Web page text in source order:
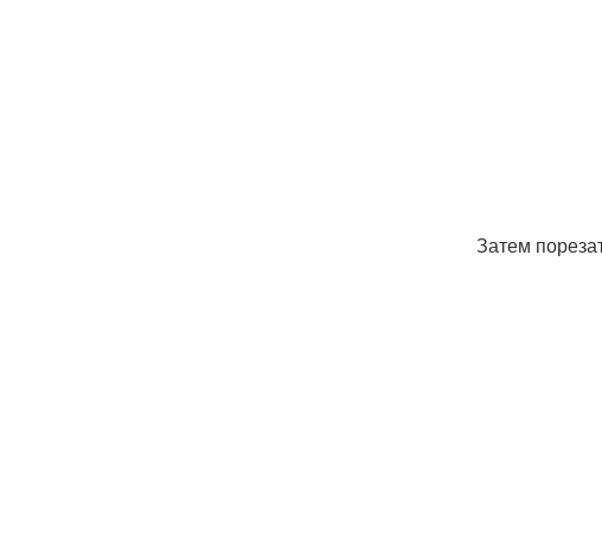
Затем